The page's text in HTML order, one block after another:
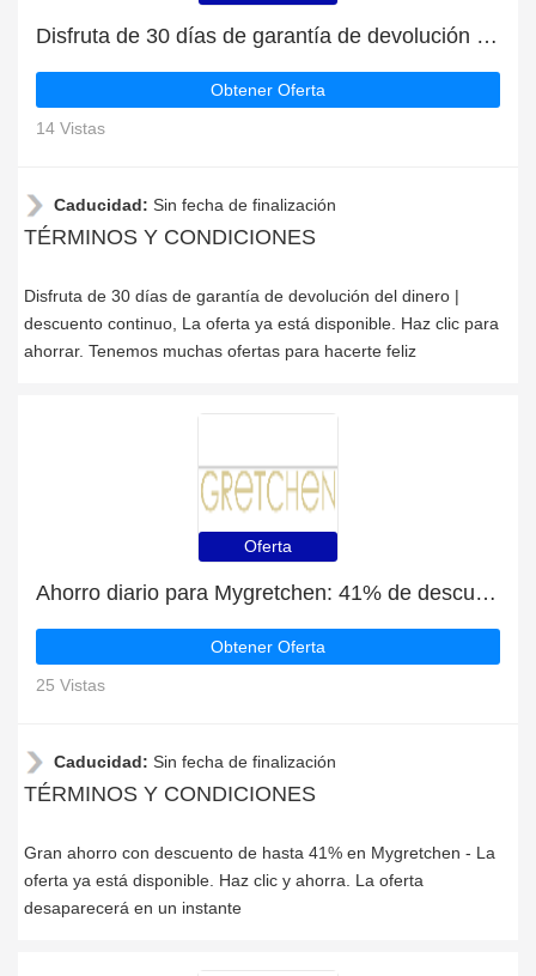
Disfruta de 30 días de garantía de devolución del dinero | descuento continuo
Obtener Oferta
14 Vistas
Caducidad: Sin fecha de finalización
TÉRMINOS Y CONDICIONES
Disfruta de 30 días de garantía de devolución del dinero |
descuento continuo, La oferta ya está disponible. Haz clic para
ahorrar. Tenemos muchas ofertas para hacerte feliz
Oferta
Ahorro diario para Mygretchen: 41% de descuento, regalos y más
Obtener Oferta
25 Vistas
Caducidad: Sin fecha de finalización
TÉRMINOS Y CONDICIONES
Gran ahorro con descuento de hasta 41% en Mygretchen - La
oferta ya está disponible. Haz clic y ahorra. La oferta
desaparecerá en un instante